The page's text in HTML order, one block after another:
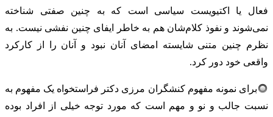
فعال یا اکتیویست سیاسی است که به چنین صفتی شناخته
نمی‌شوند و نفوذ کلام‌شان هم به خاطر ایفای چنین نفشی نیست. به
نظرم چنین متنی شایسته امضای آنان نبود و آنان را از کارکرد
واقعی خود دور کرد.
برای نمونه مفهوم کنشگران مرزی دکتر فراستخواه یک مفهوم به
نسبت جالب و نو و مهم است که مورد توجه خیلی از افراد بوده